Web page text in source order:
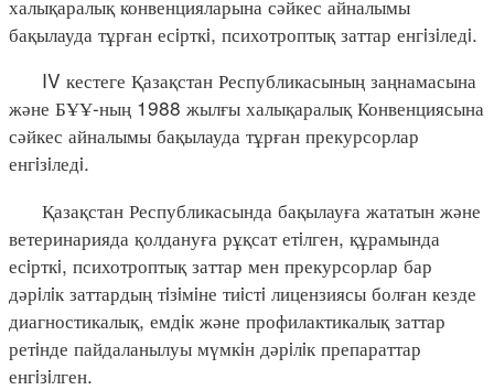
халықаралық конвенцияларына сәйкес айналымы
бақылауда тұрған есiрткi, психотроптық заттар енгiзiледi.
IV кестеге Қазақстан Республикасының заңнамасына
және БҰҰ-ның 1988 жылғы халықаралық Конвенциясына
сәйкес айналымы бақылауда тұрған прекурсорлар
енгiзiледi.
Қазақстан Республикасында бақылауға жататын және
ветеринарияда қолдануға рұқсат етiлген, құрамында
есiрткi, психотроптық заттар мен прекурсорлар бар
дәрiлiк заттардың тiзiмiне тиiстi лицензиясы болған кезде
диагностикалық, емдiк және профилактикалық заттар
ретiнде пайдаланылуы мүмкiн дәрiлiк препараттар
енгiзiлген.